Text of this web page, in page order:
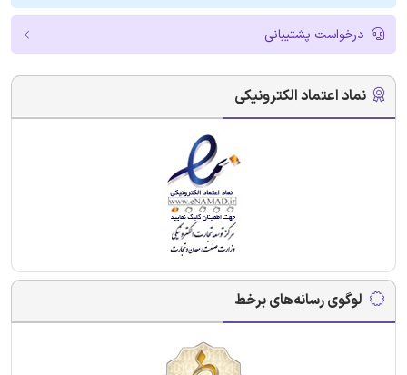
درخواست پشتیبانی
نماد اعتماد الکترونیکی
لوگوی رسانه‌های برخط